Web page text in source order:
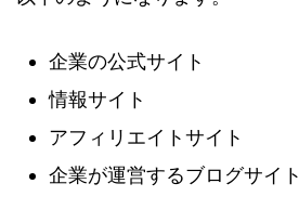
企業の公式サイト
情報サイト
アフィリエイトサイト
企業が運営するブログサイト